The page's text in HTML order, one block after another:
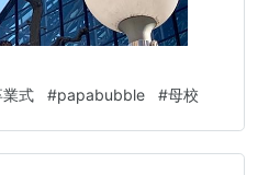
業式 #papabubble #母校